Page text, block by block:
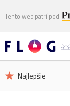
Tento web patrí pod
Najlepšie